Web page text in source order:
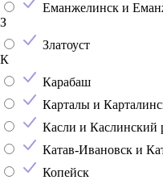
Еманжелинск и
З
Златоуст
К
Карабаш
Карталы и
Касли и Каслинский
Катав-Ивановск и
Копейск